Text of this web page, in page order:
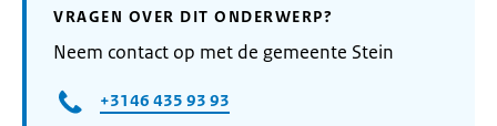
VRAGEN OVER DIT ONDERWERP?
Neem contact op met de gemeente Stein
+3146 435 93 93